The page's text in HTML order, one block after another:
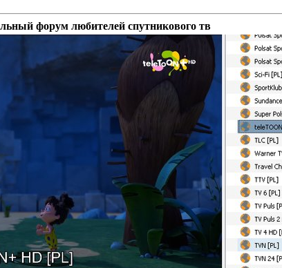
форум любителей спутникового тв